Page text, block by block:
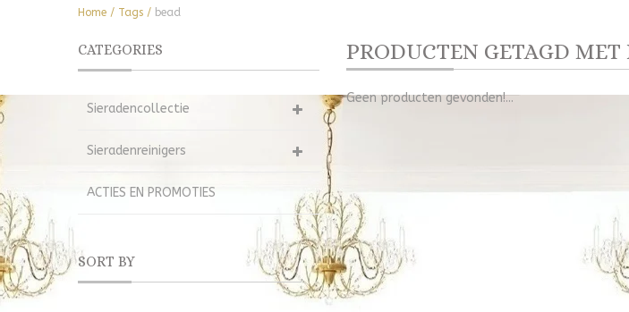
Home / Tags / bead
CATEGORIES
Sieradencollectie
Sieradenreinigers
ACTIES EN PROMOTIES
SORT BY
PRODUCTEN GETAGD MET
Geen producten gevonden!...